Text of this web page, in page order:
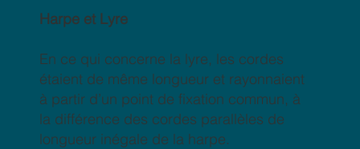
Harpe et Lyre
En ce qui concerne la lyre, les cordes
étaient de même longueur et rayonnaient
à partir d’un point de fixation commun, à
la différence des cordes parallèles de
longueur inégale de la harpe.